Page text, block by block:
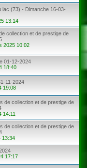
lac (73) - Dimanche 16-03-
13:14
collection et de prestige de
2025 10:02
01-12-2024
18:40
11-2024
19:08
de collection et de prestige de
14:11
de collection et de prestige de
13:34
17:17